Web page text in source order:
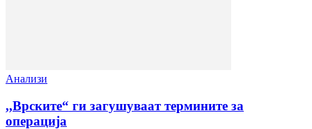
Анализи
,,Врските“ ги загушуваат термините за
операција